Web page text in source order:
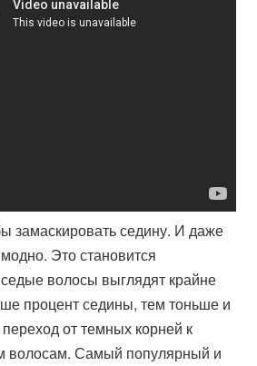
замаскировать седину. И даже
Это становится
волосы выглядят крайне
процент седины, тем тоньше и
от темных корней к
волосам. Самый популярный и